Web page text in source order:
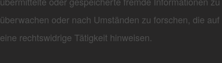
überwachen oder nach Umständen zu forschen, die auf
eine rechtswidrige Tätigkeit hinweisen.